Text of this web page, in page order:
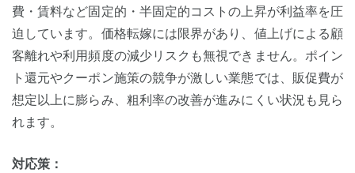
費・賃料など固定的・半固定的コストの上昇が利益率を圧
迫しています。価格転嫁には限界があり、値上げによる顧
客離れや利用頻度の減少リスクも無視できません。ポイン
ト還元やクーポン施策の競争が激しい業態では、販促費が
想定以上に膨らみ、粗利率の改善が進みにくい状況も見ら
れます。
対応策：